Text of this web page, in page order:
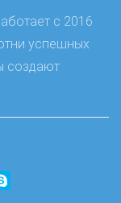
с 2016
успешных
создают